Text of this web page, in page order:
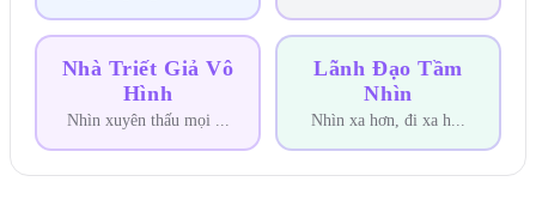
Nhà Triết Giả Vô
Hình
Nhìn xuyên thấu mọi
Lãnh Đạo Tầm
Nhìn
Nhìn xa hơn, đi xa h